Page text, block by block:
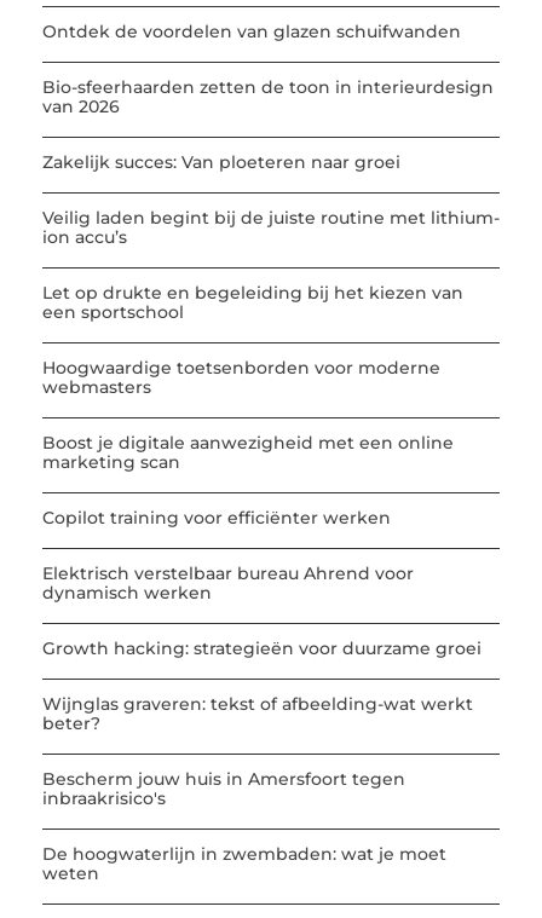
Ontdek de voordelen van glazen schuifwanden
Bio-sfeerhaarden zetten de toon in interieurdesign
van 2026
Zakelijk succes: Van ploeteren naar groei
Veilig laden begint bij de juiste routine met lithium-
ion accu’s
Let op drukte en begeleiding bij het kiezen van
een sportschool
Hoogwaardige toetsenborden voor moderne
webmasters
Boost je digitale aanwezigheid met een online
marketing scan
Copilot training voor efficiënter werken
Elektrisch verstelbaar bureau Ahrend voor
dynamisch werken
Growth hacking: strategieën voor duurzame groei
Wijnglas graveren: tekst of afbeelding-wat werkt
beter?
Bescherm jouw huis in Amersfoort tegen
inbraakrisico's
De hoogwaterlijn in zwembaden: wat je moet
weten